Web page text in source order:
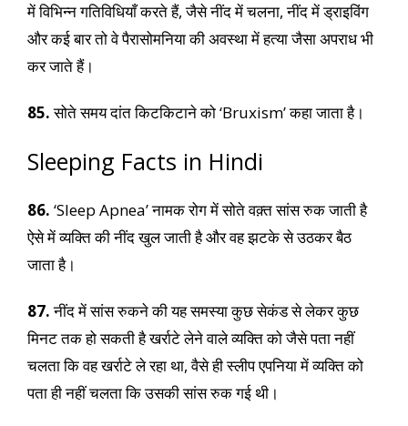
में विभिन्न गतिविधियाँ करते हैं, जैसे नींद में चलना, नींद में ड्राइविंग
और कई बार तो वे पैरासोमनिया की अवस्था में हत्या जैसा अपराध भी
कर जाते हैं।
85.सोते समय दांत किटकिटाने को ‘Bruxism’ कहा जाता है।
Sleeping Facts in Hindi
86. ‘Sleep Apnea’ नामक रोग में सोते वक़्त सांस रुक जाती है
ऐसे में व्यक्ति की नींद खुल जाती है और वह झटके से उठकर बैठ
जाता है।
87.नींद में सांस रुकने की यह समस्या कुछ सेकंड से लेकर कुछ
मिनट तक हो सकती है खर्राटे लेने वाले व्यक्ति को जैसे पता नहीं
चलता कि वह खर्राटे ले रहा था, वैसे ही स्लीप एपनिया में व्यक्ति को
पता ही नहीं चलता कि उसकी सांस रुक गई थी।